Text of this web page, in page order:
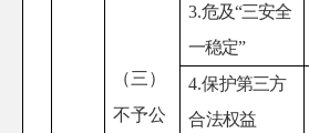
（三）
不予公
3.危及“三安全
一稳定”
4.保护第三方
合法权益